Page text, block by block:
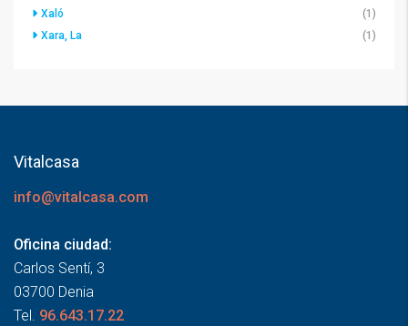
Xaló
(1)
Xara, La
(1)
Vitalcasa
info@vitalcasa.com
Oficina ciudad:
Carlos Sentí, 3
03700 Denia
Tel. 96.643.17.22